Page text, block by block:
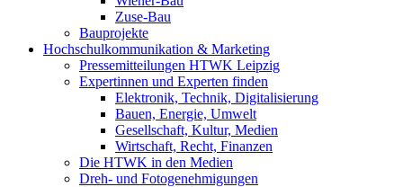
Zuse-Bau
Bauprojekte
Hochschulkommunikation & Marketing
Pressemitteilungen HTWK Leipzig
Expertinnen und Experten finden
Elektronik, Technik, Digitalisierung
Bauen, Energie, Umwelt
Gesellschaft, Kultur, Medien
Wirtschaft, Recht, Finanzen
Die HTWK in den Medien
Dreh- und Fotogenehmigungen